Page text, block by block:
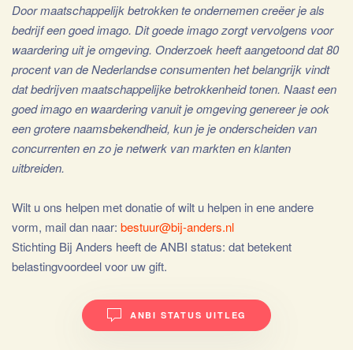
Door maatschappelijk betrokken te ondernemen creëer je als
bedrijf een goed imago. Dit goede imago zorgt vervolgens voor
waardering uit je omgeving. Onderzoek heeft aangetoond dat 80
procent van de Nederlandse consumenten het belangrijk vindt
dat bedrijven maatschappelijke betrokkenheid tonen. Naast een
goed imago en waardering vanuit je omgeving genereer je ook
een grotere naamsbekendheid, kun je je onderscheiden van
concurrenten en zo je netwerk van markten en klanten
uitbreiden.
Wilt u ons helpen met donatie of wilt u helpen in ene andere
vorm, mail dan naar: bestuur@bij-anders.nl
Stichting Bij Anders heeft de ANBI status: dat betekent
belastingvoordeel voor uw gift.
ANBI STATUS UITLEG